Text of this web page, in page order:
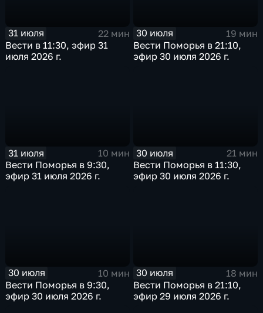
31 июля
22 мин
Вести в 11:30, эфир 31
июля 2026 г.
30 июля
19 мин
Вести Поморья в 21:10,
эфир 30 июля 2026 г.
31 июля
10 мин
Вести Поморья в 9:30,
эфир 31 июля 2026 г.
30 июля
21 мин
Вести Поморья в 11:30,
эфир 30 июля 2026 г.
30 июля
10 мин
Вести Поморья в 9:30,
эфир 30 июля 2026 г.
30 июля
18 мин
Вести Поморья в 21:10,
эфир 29 июля 2026 г.